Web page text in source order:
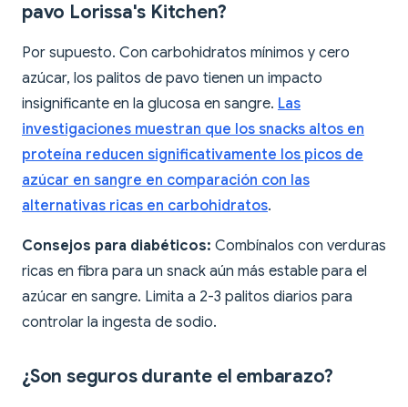
pavo Lorissa's Kitchen?
Por supuesto. Con carbohidratos mínimos y cero
azúcar, los palitos de pavo tienen un impacto
insignificante en la glucosa en sangre. Las
investigaciones muestran que los snacks altos en
proteína reducen significativamente los picos de
azúcar en sangre en comparación con las
alternativas ricas en carbohidratos.
Consejos para diabéticos: Combínalos con verduras
ricas en fibra para un snack aún más estable para el
azúcar en sangre. Limita a 2-3 palitos diarios para
controlar la ingesta de sodio.
¿Son seguros durante el embarazo?